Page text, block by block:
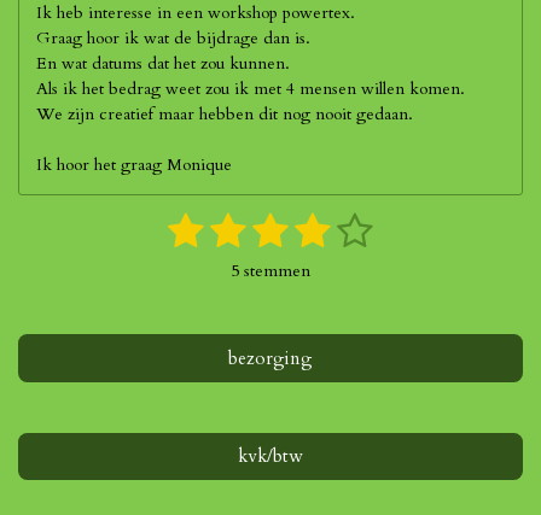
Ik heb interesse in een workshop powertex.
Graag hoor ik wat de bijdrage dan is.
En wat datums dat het zou kunnen.
Als ik het bedrag weet zou ik met 4 mensen willen komen.
We zijn creatief maar hebben dit nog nooit gedaan.
Ik hoor het graag Monique
:
e
1
e
r
2
e
r
r
3
s
e
r
r
e
4
s
e
r
r
e
5
e
r
r
e
5 stemmen
bezorging
kvk/btw